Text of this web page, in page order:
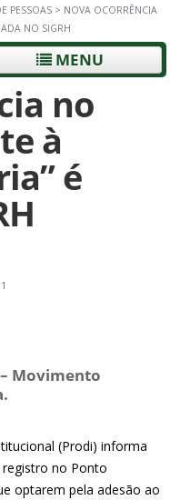
PESSOAS > NOVA OCORRÊNCIA
NO SIGRH
MENU
no
à
é
Movimento
(Prodi) informa
no Ponto
optarem pela adesão ao